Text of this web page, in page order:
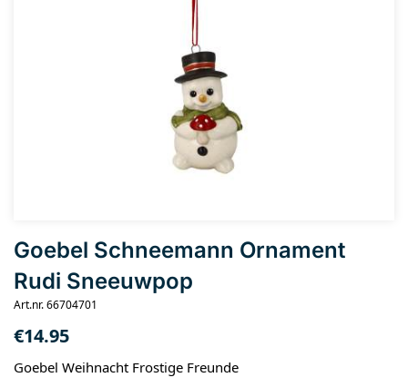
Goebel Schneemann Ornament
Rudi Sneeuwpop
Art.nr. 66704701
€14.95
Goebel Weihnacht Frostige Freunde